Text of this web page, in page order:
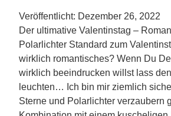
Veröffentlicht: Dezember 26, 2022
Der ultimative Valentinstag –
Polarlichter Standard zum
wirklich romantisches? Wenn Du
wirklich beeindrucken willst lass
leuchten… Ich bin mir ziemlich
Sterne und Polarlichter verzaubern